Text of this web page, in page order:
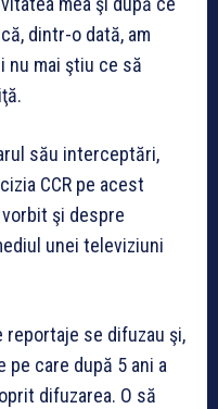
dintr-o dată, am
nu mai ştiu ce să
său interceptări,
CCR pe acest
şi despre
unei televiziuni
reportaje se difuzau şi,
pe care după 5 ani a
difuzarea. O să